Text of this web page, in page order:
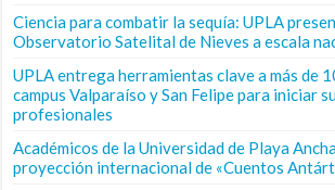
Ciencia para combatir la sequía: UPLA
Observatorio Satelital de Nieves a escala
UPLA entrega herramientas clave a más de
campus Valparaíso y San Felipe para iniciar
profesionales
Académicos de la Universidad de Playa
proyección internacional de «Cuentos